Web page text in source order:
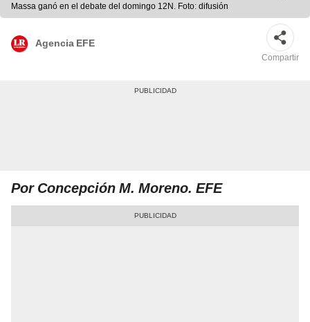
Massa ganó en el debate del domingo 12N. Foto: difusión
Agencia EFE
Compartir
Por Concepción M. Moreno. EFE